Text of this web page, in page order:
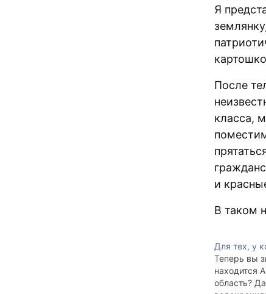
Я
После
класса,
и
В таком
Для тех, у
Теперь вы
находится
область?